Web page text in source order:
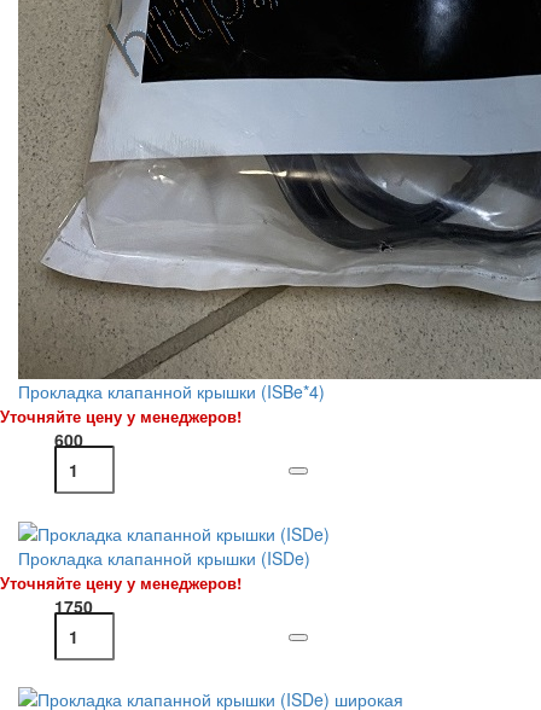
Прокладка клапанной крышки (ISBe*4)
Уточняйте цену у менеджеров!
600
Прокладка клапанной крышки (ISDe)
Уточняйте цену у менеджеров!
1750